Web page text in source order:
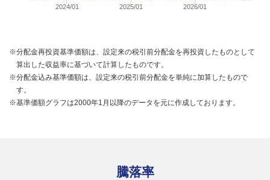
2024/01 2025/01 2026/01
※分配金再投資基準価額は、設定来の税引前分配金を再投資したものとして
算出した収益率に基づいて計算したものです。
※分配金込み基準価額は、設定来の税引前分配金を単純に加算したもので
す。
※基準価額グラフは2000年1月以降のデータを元に作成しております。
騰落率